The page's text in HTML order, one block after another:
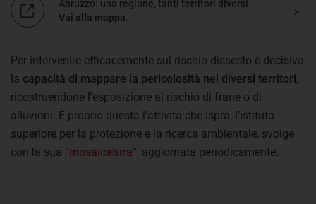
Abruzzo: una regione, tanti territori diversi
Vai alla mappa
Per intervenire efficacemente sul rischio dissesto è decisiva
la capacità di mappare la pericolosità nei diversi territori,
ricostruendone l’esposizione al rischio di frane o di
alluvioni. È proprio questa l’attività che Ispra, l’istituto
superiore per la protezione e la ricerca ambientale, svolge
con la sua “mosaicatura“, aggiornata periodicamente.